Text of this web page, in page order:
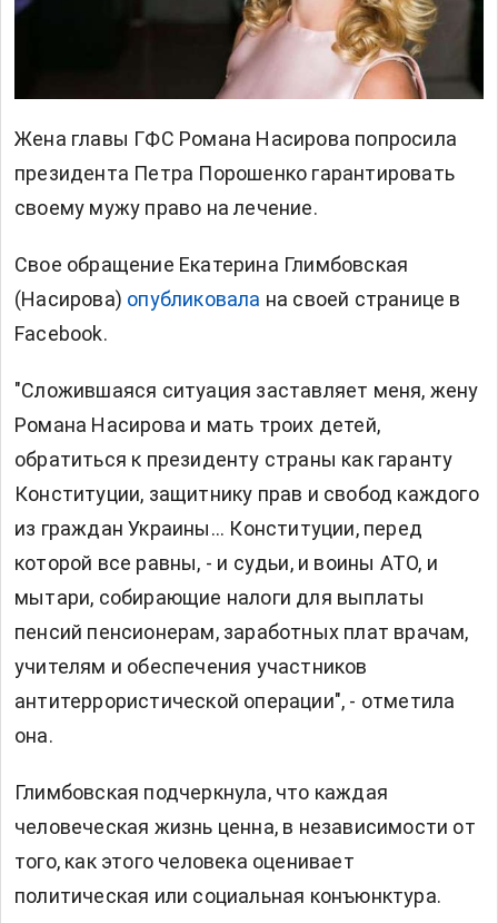
Жена главы ГФС Романа Насирова попросила
президента Петра Порошенко гарантировать
своему мужу право на лечение.
Свое обращение Екатерина Глимбовская
(Насирова) опубликовала на своей странице в
Facebook.
"Сложившаяся ситуация заставляет меня, жену
Романа Насирова и мать троих детей,
обратиться к президенту страны как гаранту
Конституции, защитнику прав и свобод каждого
из граждан Украины... Конституции, перед
которой все равны, - и судьи, и воины АТО, и
мытари, собирающие налоги для выплаты
пенсий пенсионерам, заработных плат врачам,
учителям и обеспечения участников
антитеррористической операции", - отметила
она.
Глимбовская подчеркнула, что каждая
человеческая жизнь ценна, в независимости от
того, как этого человека оценивает
политическая или социальная конъюнктура.